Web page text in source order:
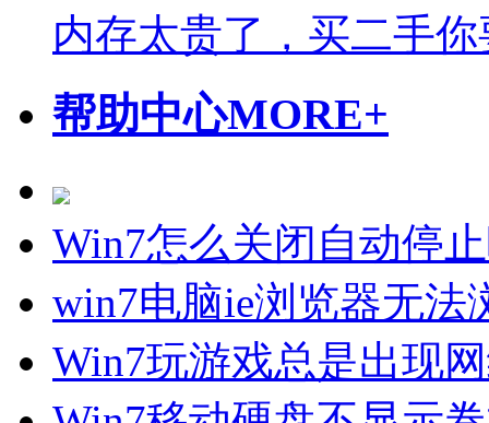
内存太贵了，买二手
帮助中心MORE+
Win7怎么关闭自动停
win7电脑ie浏览器无法
Win7玩游戏总是出现